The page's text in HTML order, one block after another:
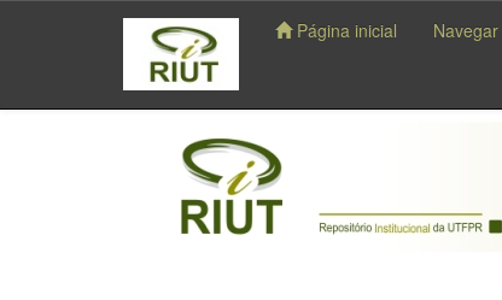
navigation
Página inicial Navegar